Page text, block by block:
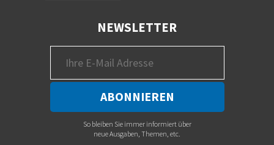
NEWSLETTER
So bleiben Sie immer informiert über
neue Ausgaben, Themen, etc.